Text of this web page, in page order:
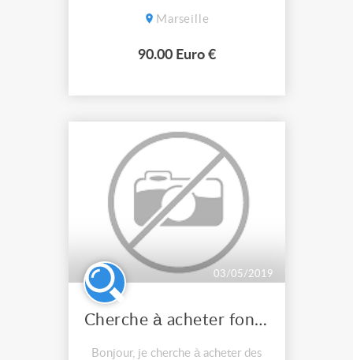
Larg. 3.20 m Coton 200 g/m² M1
Marseille
90.00 Euro €
03/05/2019
Cherche à acheter fonds de scènes
Bonjour, je cherche à acheter des